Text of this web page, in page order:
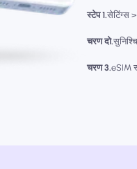
स्टेप 1.सेटिंग्स
चरण दो.
चरण 3.eSIM